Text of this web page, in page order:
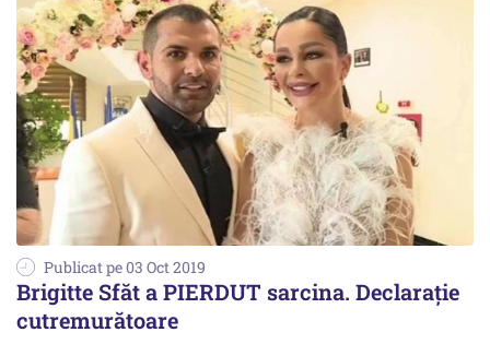
Publicat pe 03 Oct 2019
Brigitte Sfăt a PIERDUT sarcina. Declarație
cutremurătoare